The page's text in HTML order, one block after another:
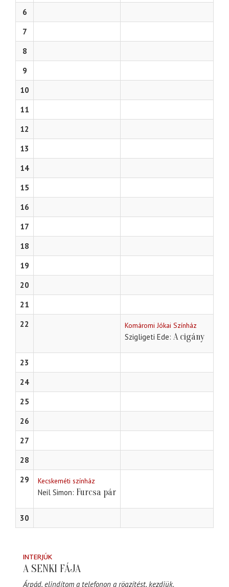
6
7
8
9
10
11
12
13
14
15
16
17
18
19
20
21
22
Komáromi Jókai Színház
Szigligeti Ede A cigány
23
24
25
26
27
28
29
Kecskeméti színház
Neil Simon Furcsa pár
30
INTERJÚK
A SENKI FÁJA
Árpád, elindítom a telefonon a rögzítést, kezdjük.